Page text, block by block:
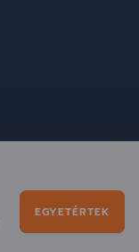
GmbH. All
EGYETÉRTEK